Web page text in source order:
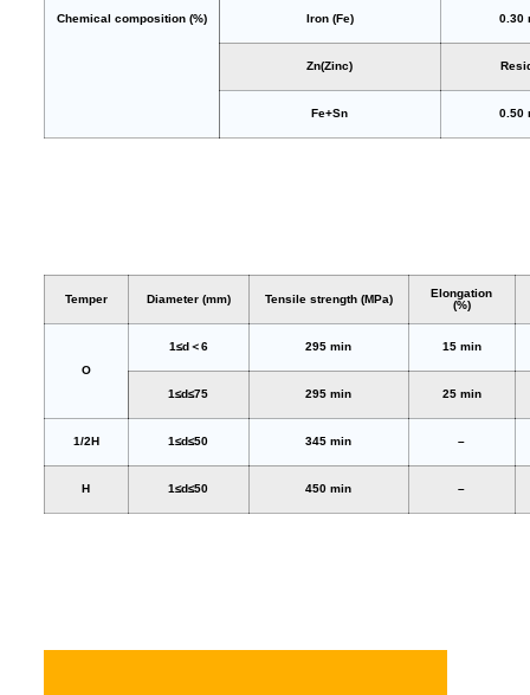
Chemical composition (%) Iron (Fe) 0.30
Zn(Zinc)
Fe+Sn 0.50
Temper Diameter (mm) Tensile strength (MPa)
Elongation
(%)
O
1≤d＜6 295 min 15 min
1≤d≤75 295 min 25 min
1/2H 1≤d≤50 345 min –
H 1≤d≤50 450 min –